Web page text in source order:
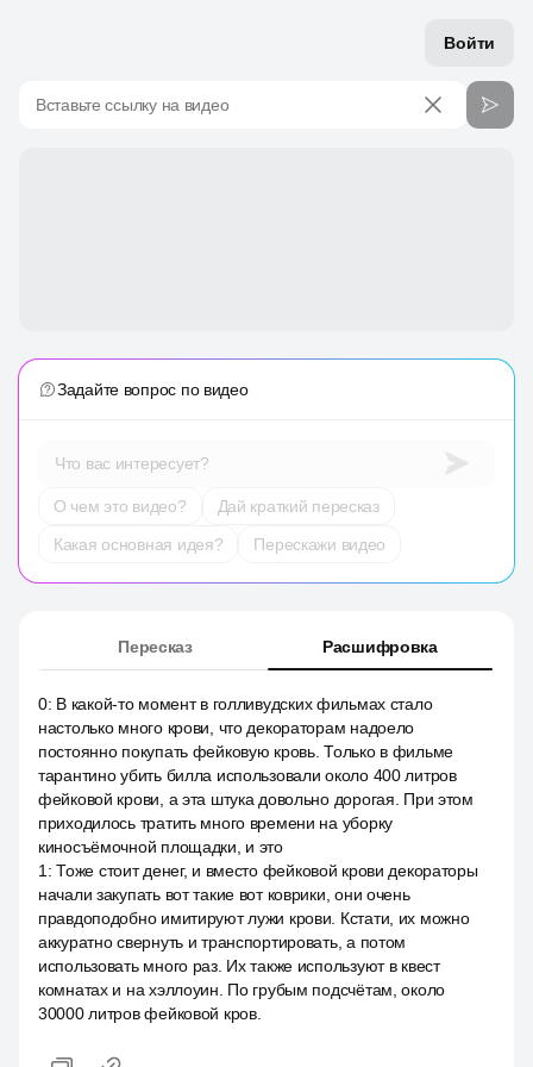
Войти
Вставьте ссылку на видео
Задайте вопрос по видео
Что вас интересует?
О чем это видео?
Дай краткий пересказ
Какая основная идея?
Перескажи видео
Пересказ Расшифровка
0: В какой-то момент в голливудских фильмах стало
настолько много крови, что декораторам надоело
постоянно покупать фейковую кровь. Только в фильме
тарантино убить билла использовали около 400 литров
фейковой крови, а эта штука довольно дорогая. При этом
приходилось тратить много времени на уборку
киносъёмочной площадки, и это
1 :Тоже стоит денег, и вместо фейковой крови декораторы
начали закупать вот такие вот коврики, они очень
правдоподобно имитируют лужи крови. Кстати, их можно
аккуратно свернуть и транспортировать, а потом
использовать много раз. Их также используют в квест
комнатах и на хэллоуин. По грубым подсчётам, около
30000 литров фейковой кров.